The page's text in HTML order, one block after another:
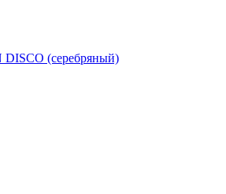
(серебряный)